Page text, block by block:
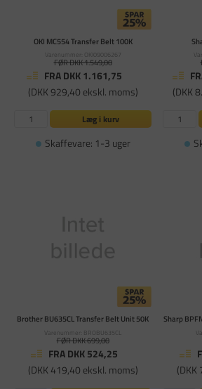
OKI MC554 Transfer Belt 100K
Varenummer: OKI09006267
FØR DKK 1.549,00
FRA DKK 1.161,75
(DKK 929,40 ekskl. moms)
Læg i kurv
Skaffevare: 1-3 uger
(DKK
Brother BU635CL Transfer Belt Unit 50K
Varenummer: BROBU635CL
FØR DKK 699,00
FRA DKK 524,25
(DKK 419,40 ekskl. moms)
Sharp